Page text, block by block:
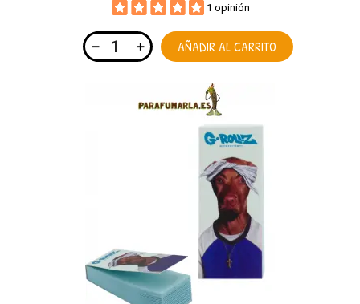
1 opinión
AÑADIR AL CARRITO